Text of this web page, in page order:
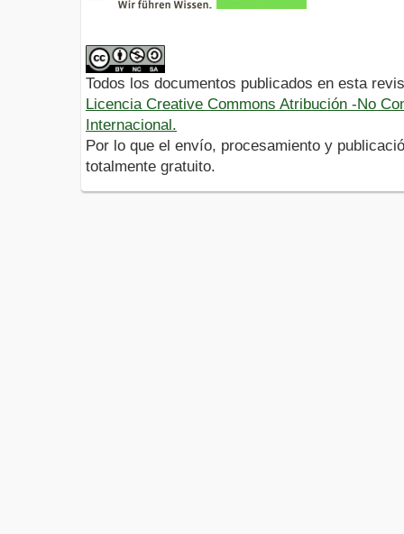
Todos los documentos publicados en esta
Licencia Creative Commons Atribución -No
Internacional.
Por lo que el envío, procesamiento y
totalmente gratuito.